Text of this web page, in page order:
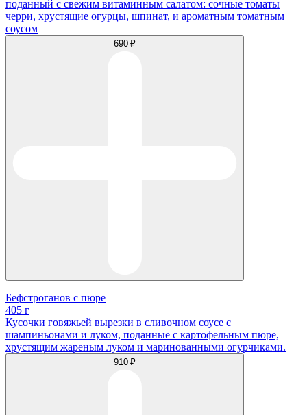
поданный с свежим витаминным салатом: сочные томаты
черри, хрустящие огурцы, шпинат, и ароматным томатным
соусом
690 ₽
Бефстроганов с пюре
405 г
Кусочки говяжьей вырезки в сливочном соусе с
шампиньонами и луком, поданные с картофельным пюре,
хрустящим жареным луком и маринованными огурчиками.
910 ₽